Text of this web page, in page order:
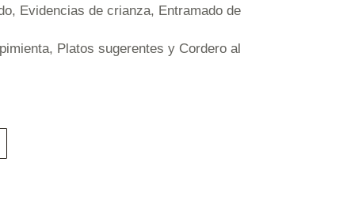
Evidencias de crianza, Entramado de
Platos sugerentes y Cordero al